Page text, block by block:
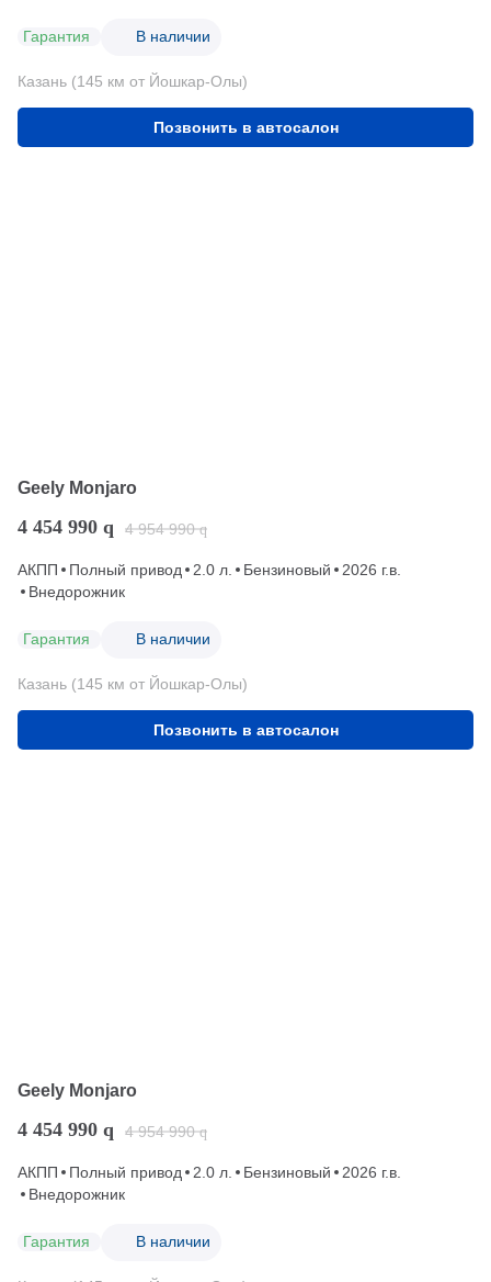
Гарантия В наличии
Казань (145 км от Йошкар-Олы)
Позвонить в автосалон
Geely Monjaro
4 454 990 q 4 954 990 q
АКПП Полный привод 2.0 л. Бензиновый
2026 г.в.
Внедорожник
Гарантия В наличии
Казань (145 км от Йошкар-Олы)
Позвонить в автосалон
Geely Monjaro
4 454 990 q 4 954 990 q
АКПП Полный привод 2.0 л. Бензиновый
2026 г.в.
Внедорожник
Гарантия В наличии